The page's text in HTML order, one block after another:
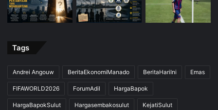
Tags
Andrei Angouw BeritaEkonomiManado BeritaHariIni Emas
FIFAWORLD2026 ForumAdil HargaBapok
HargaBapokSulut Hargasembakosulut KejatiSulut